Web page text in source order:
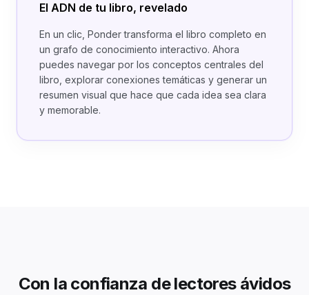
El ADN de tu libro, revelado
En un clic, Ponder transforma el libro completo en
un grafo de conocimiento interactivo. Ahora
puedes navegar por los conceptos centrales del
libro, explorar conexiones temáticas y generar un
resumen visual que hace que cada idea sea clara
y memorable.
Con la confianza de lectores ávidos